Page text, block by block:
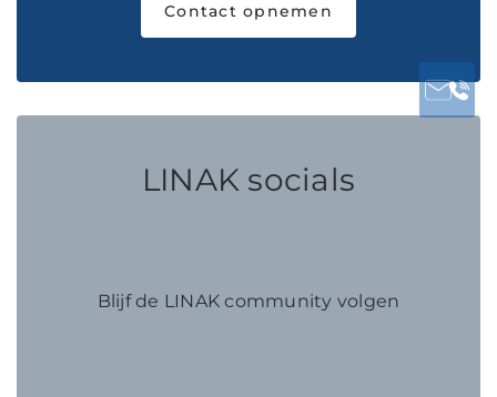
Contact opnemen
LINAK socials
Blijf de LINAK community volgen